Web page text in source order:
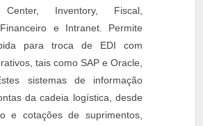
Inventory, Fiscal,
e Intranet. Permite
para troca de EDI com
tais como SAP e Oracle,
sistemas de informação
da cadeia logística, desde
e cotações de suprimentos,